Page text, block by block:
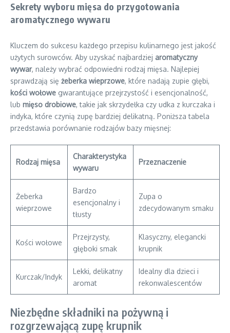
Sekrety wyboru mięsa do przygotowania
aromatycznego wywaru
Kluczem do sukcesu każdego przepisu kulinarnego jest jakość
użytych surowców. Aby uzyskać najbardziej aromatyczny
wywar, należy wybrać odpowiedni rodzaj mięsa. Najlepiej
sprawdzają się żeberka wieprzowe, które nadają zupie głębi,
kości wołowe gwarantujące przejrzystość i esencjonalność,
lub mięso drobiowe, takie jak skrzydełka czy udka z kurczaka i
indyka, które czynią zupę bardziej delikatną. Poniższa tabela
przedstawia porównanie rodzajów bazy mięsnej:
Rodzaj mięsa
Charakterystyka
wywaru
Przeznaczenie
Żeberka
wieprzowe
Bardzo
esencjonalny i
tłusty
Zupa o
zdecydowanym smaku
Kości wołowe
Przejrzysty,
głęboki smak
Klasyczny, elegancki
krupnik
Kurczak/Indyk
Lekki, delikatny
aromat
Idealny dla dzieci i
rekonwalescentów
Niezbędne składniki na pożywną i
rozgrzewającą zupę krupnik